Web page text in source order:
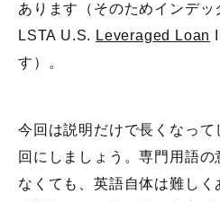
あります（そのためインデ
LSTA U.S. Leveraged Loan
す）。
今回は説明だけで長くなっ
回にしましょう。専門用語
なくても、英語自体は難し